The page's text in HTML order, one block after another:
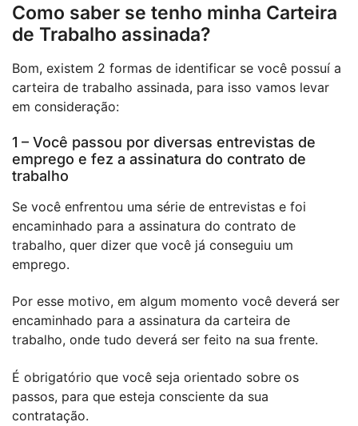
Como saber se tenho minha Carteira
de Trabalho assinada?
Bom, existem 2 formas de identificar se você possuí a
carteira de trabalho assinada, para isso vamos levar
em consideração:
1 – Você passou por diversas entrevistas de
emprego e fez a assinatura do contrato de
trabalho
Se você enfrentou uma série de entrevistas e foi
encaminhado para a assinatura do contrato de
trabalho, quer dizer que você já conseguiu um
emprego.
Por esse motivo, em algum momento você deverá ser
encaminhado para a assinatura da carteira de
trabalho, onde tudo deverá ser feito na sua frente.
É obrigatório que você seja orientado sobre os
passos, para que esteja consciente da sua
contratação.